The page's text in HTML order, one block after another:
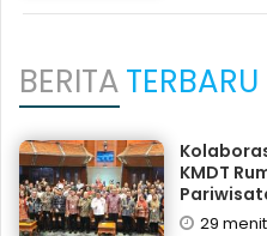
BERITATERBARU
KMDT
29